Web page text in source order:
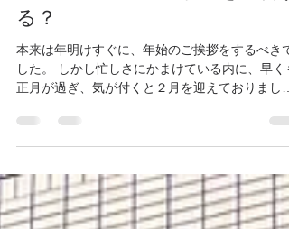
旅館業と民泊、どちらを運営す
る？
本来は年明けすぐに、年始のご挨拶をするべきで
正月が過ぎ、気が付くと２月を迎えておりまし
さい。 さてそんな中、HP内に置く専門記事を、
年末にまとめることができました。 既に公開し
おりますが、改めてご紹介させてください。 タ